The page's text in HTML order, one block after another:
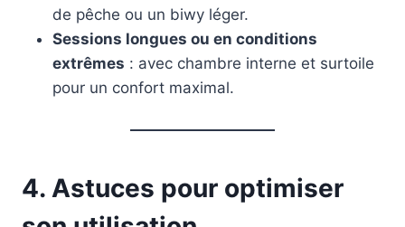
de pêche ou un biwy léger.
Sessions longues ou en conditions
extrêmes : avec chambre interne et surtoile
pour un confort maximal.
4. Astuces pour optimiser